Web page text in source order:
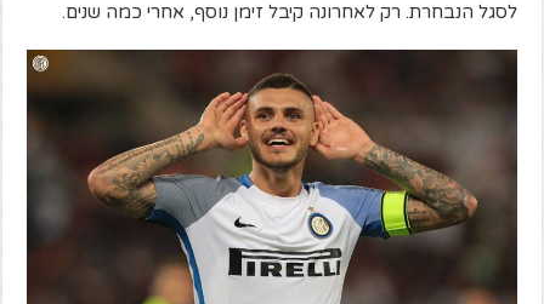
לסגל הנבחרת. רק לאחרונה קיבל זימן נוסף, אחרי כמה שנים.